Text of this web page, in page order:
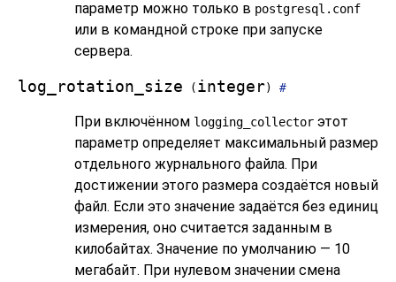
параметр можно только в postgresql.conf
или в командной строке при запуске
сервера.
log_rotation_size ( integer) #
При включённом logging_collector этот
параметр определяет максимальный размер
отдельного журнального файла. При
достижении этого размера создаётся новый
файл. Если это значение задаётся без единиц
измерения, оно считается заданным в
килобайтах. Значение по умолчанию — 10
мегабайт. При нулевом значении смена